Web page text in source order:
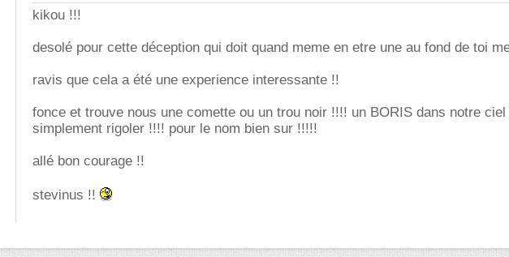
kikou !!!
desolé pour cette déception qui doit quand meme en etre une au fond de toi
ravis que cela a été une experience interessante !!
fonce et trouve nous une comette ou un trou noir !!!! un BORIS dans notre
simplement rigoler !!!! pour le nom bien sur !!!!!
allé bon courage !!
stevinus !!